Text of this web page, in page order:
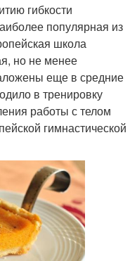
гибкости
популярная из
школа
но не менее
еще в средние
в тренировку
работы с телом
гимнастической